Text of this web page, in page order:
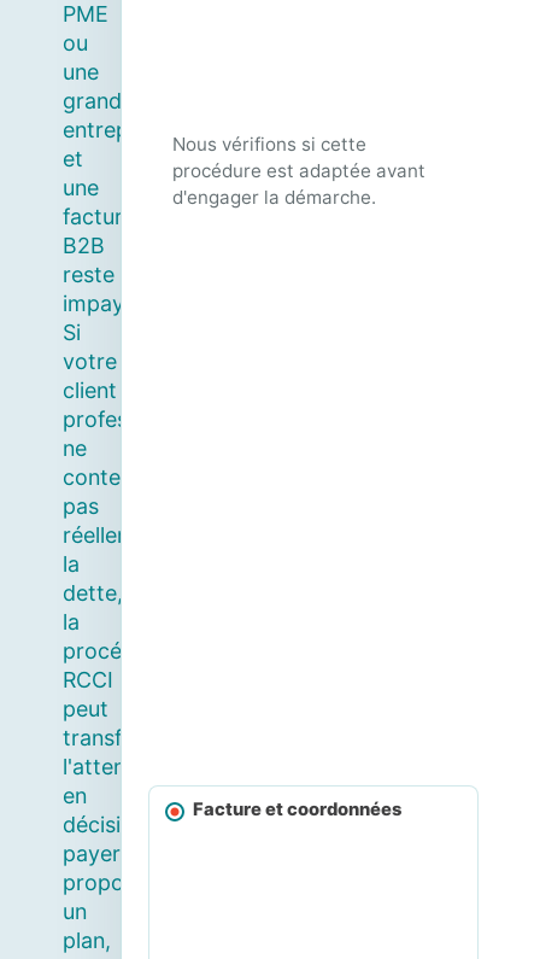
PME
ou
une
grande
entreprise
et
une
facture
B2B
reste
impayée ?
Si
votre
client
professionnel
ne
conteste
pas
réellement
la
dette,
la
procédure
RCCI
peut
transformer
l'attente
en
décision :
payer,
proposer
un
plan,
Nous vérifions si cette
procédure est adaptée avant
d'engager la démarche.
Facture et coordonnées